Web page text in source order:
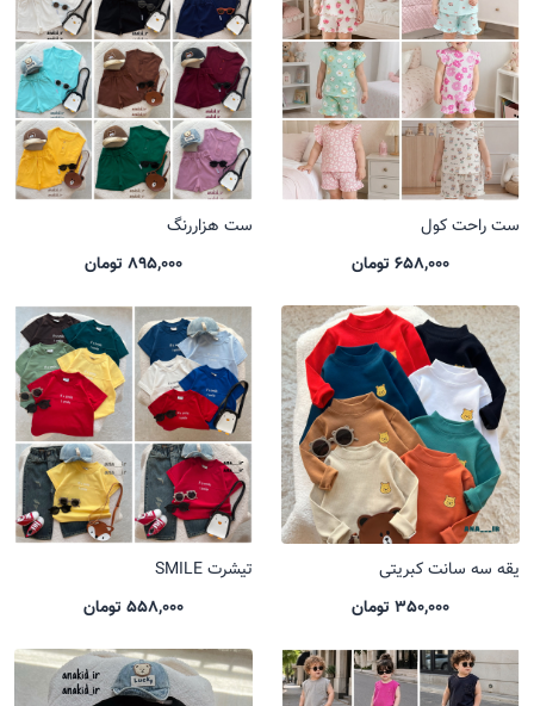
ست راحت کول
658,000 تومان
ست هزاررنگ
895,000 تومان
یقه سه سانت کبریتی
350,000 تومان
تیشرت SMILE
558,000 تومان